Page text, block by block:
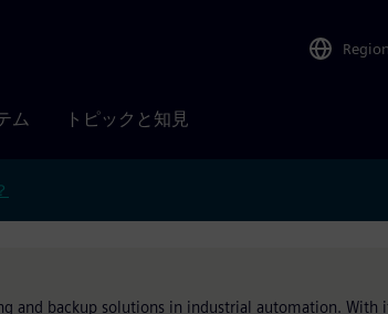
Region
ム トピックと知見
and backup solutions in industrial automation. With